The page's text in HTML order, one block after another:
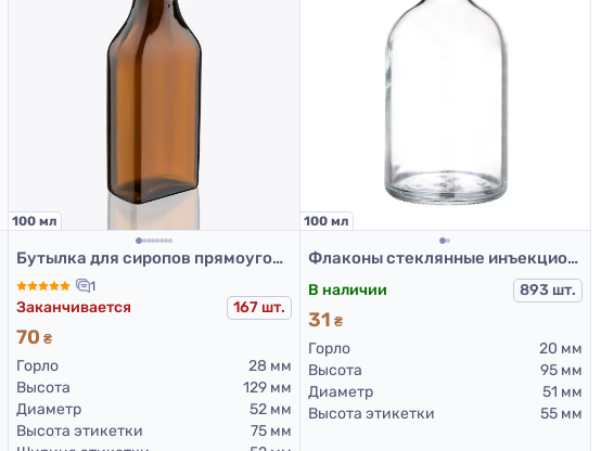
100 мл
Бутылка для сиропов прямоугольная DIN28, 100 мл
1
Заканчивается 167 шт.
70 ₴
Горло
28 мм
Высота
129 мм
Диаметр
52 мм
Высота этикетки
75 мм
100 мл
Флаконы стеклянные инъекционные прозрачные для Л-С, 100 мл, тип 2
В наличии 893 шт.
31 ₴
Горло
20 мм
Высота
95 мм
Диаметр
51 мм
Высота этикетки
55 мм